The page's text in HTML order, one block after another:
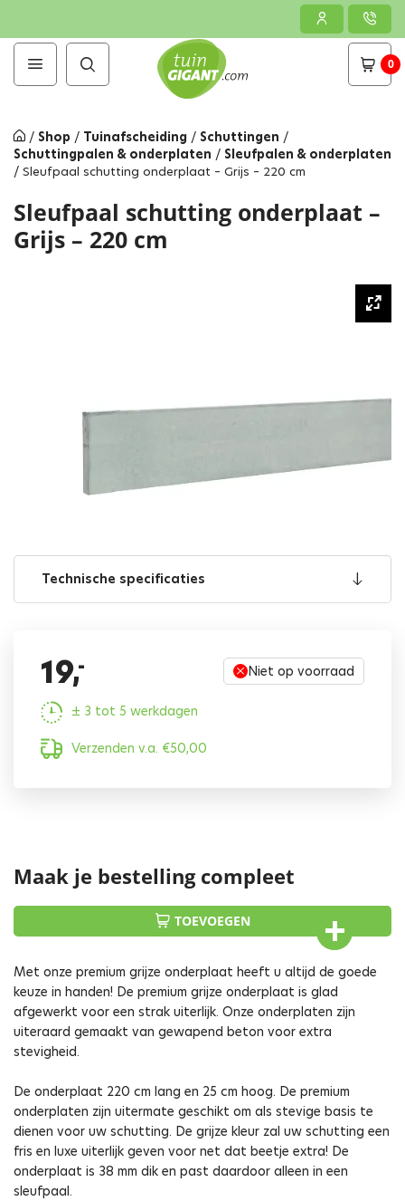
0
/ Shop / Tuinafscheiding / Schuttingen /
Schuttingpalen & onderplaten / Sleufpalen & onderplaten
/ Sleufpaal schutting onderplaat – Grijs – 220 cm
Sleufpaal schutting onderplaat –
Grijs – 220 cm
Technische specificaties
19,- Niet op voorraad
± 3 tot 5 werkdagen
Verzenden v.a. €50,00
Maak je bestelling compleet
TOEVOEGEN
Met onze premium grijze onderplaat heeft u altijd de goede
keuze in handen! De premium grijze onderplaat is glad
afgewerkt voor een strak uiterlijk. Onze onderplaten zijn
uiteraard gemaakt van gewapend beton voor extra
stevigheid.
De onderplaat 220 cm lang en 25 cm hoog. De premium
onderplaten zijn uitermate geschikt om als stevige basis te
dienen voor uw schutting. De grijze kleur zal uw schutting een
fris en luxe uiterlijk geven voor net dat beetje extra! De
onderplaat is 38 mm dik en past daardoor alleen in een
sleufpaal.